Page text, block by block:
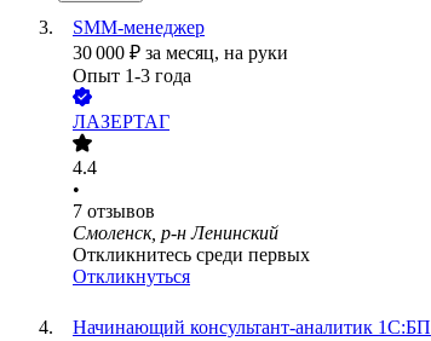
SMM-менеджер
30 000 ₽ за месяц, на руки
Опыт 1-3 года
ЛАЗЕРТАГ
4.4
•
7 отзывов
Смоленск, р-н Ленинский
Откликнитесь среди первых
Откликнуться
Начинающий консультант-аналитик 1С:БП